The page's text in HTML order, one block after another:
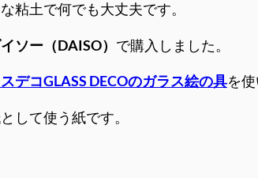
粘土で何でも大丈夫です。
ソー（DAISO） で購入しました。
デコGLASS DECOのガラス絵の具を使
して使う紙です。